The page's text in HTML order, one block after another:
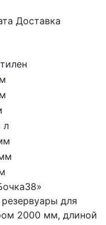
Доставка
л
для
2000 мм, длиной